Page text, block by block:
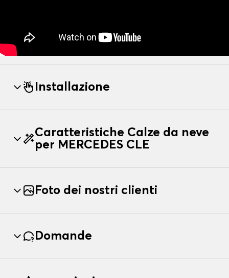
Installazione
Caratteristiche Calze da neve
per MERCEDES CLE
Foto dei nostri clienti
Domande